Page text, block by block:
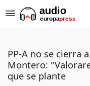
PP-A no se cierra
Montero:
que se plante